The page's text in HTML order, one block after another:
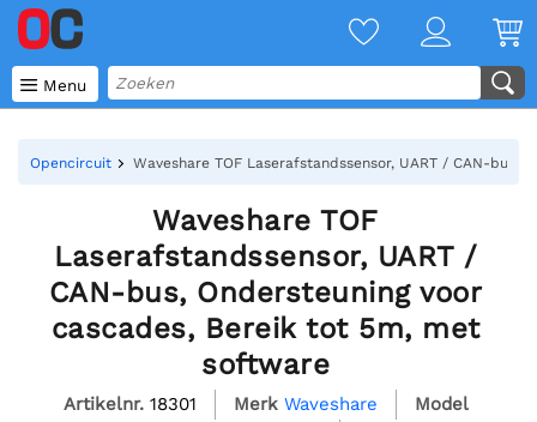
 Menu
Opencircuit Waveshare TOF Laserafstandssensor, UART / CAN-
Waveshare TOF
Laserafstandssensor, UART /
CAN-bus, Ondersteuning voor
cascades, Bereik tot 5m, met
software
Artikelnr. 18301 Merk Waveshare
Model